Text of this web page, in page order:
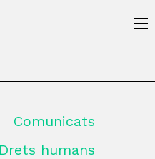
Comunicats
Drets humans